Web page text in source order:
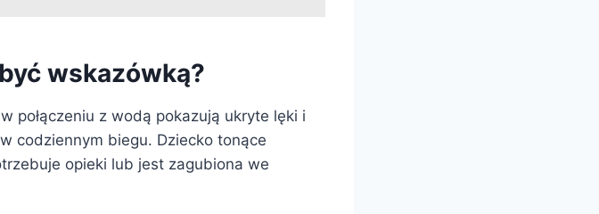
wskazówką?
w połączeniu z wodą pokazują ukryte lęki i
codziennym biegu. Dziecko tonące
opieki lub jest zagubiona we